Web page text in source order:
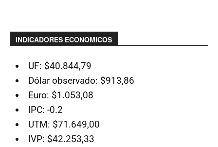
INDICADORES ECONOMICOS
UF: $40.844,79
Dólar observado: $913,86
Euro: $1.053,08
IPC: -0.2
UTM: $71.649,00
IVP: $42.253,33